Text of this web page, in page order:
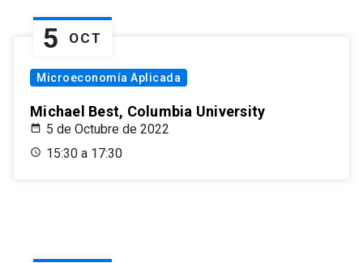
5 OCT
Microeconomía Aplicada
Michael Best, Columbia University
5 de Octubre de 2022
15:30 a 17:30